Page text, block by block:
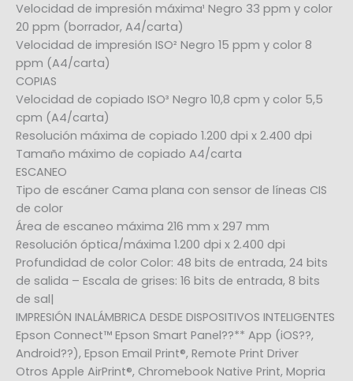
Velocidad de impresión máxima¹ Negro 33 ppm y color
20 ppm (borrador, A4/carta)
Velocidad de impresión ISO² Negro 15 ppm y color 8
ppm (A4/carta)
COPIAS
Velocidad de copiado ISO³ Negro 10,8 cpm y color 5,5
cpm (A4/carta)
Resolución máxima de copiado 1.200 dpi x 2.400 dpi
Tamaño máximo de copiado A4/carta
ESCANEO
Tipo de escáner Cama plana con sensor de líneas CIS
de color
Área de escaneo máxima 216 mm x 297 mm
Resolución óptica/máxima 1.200 dpi x 2.400 dpi
Profundidad de color Color: 48 bits de entrada, 24 bits
de salida – Escala de grises: 16 bits de entrada, 8 bits
de sal|
IMPRESIÓN INALÁMBRICA DESDE DISPOSITIVOS INTELIGENTES
Epson Connect™ Epson Smart Panel??** App (iOS??,
Android??), Epson Email Print®, Remote Print Driver
Otros Apple AirPrint®, Chromebook Native Print, Mopria